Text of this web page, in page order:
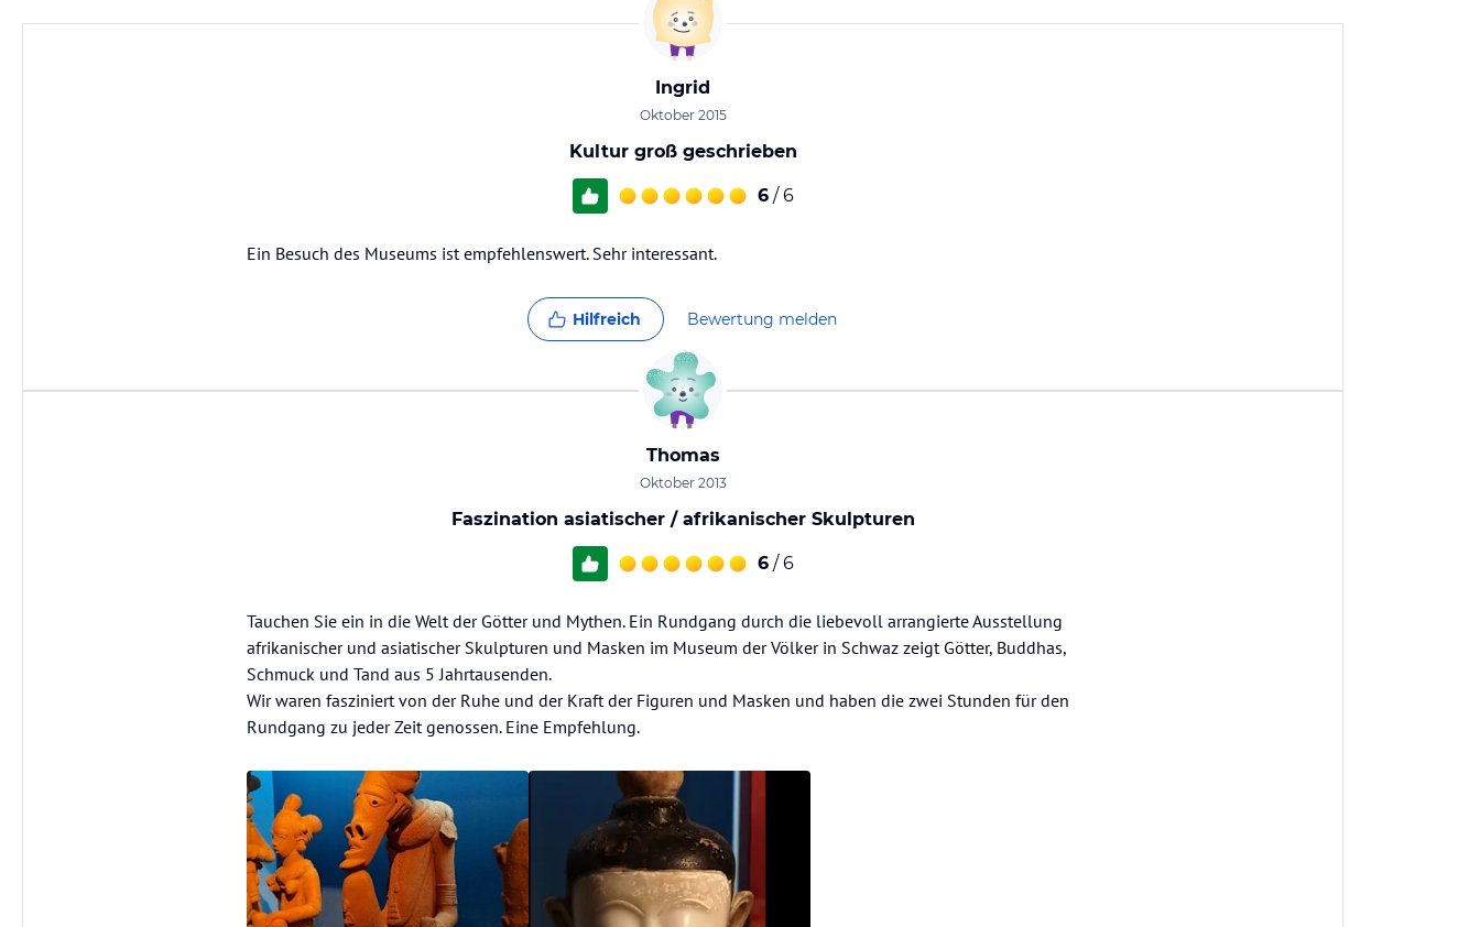
Ingrid
Oktober 2015
Kultur groß geschrieben
6 / 6
Ein Besuch des Museums ist empfehlenswert. Sehr interessant.
Hilfreich Bewertung melden
Thomas
Oktober 2013
Faszination asiatischer / afrikanischer Skulpturen
6 / 6
Tauchen Sie ein in die Welt der Götter und Mythen. Ein Rundgang durch die liebevoll arrangierte Ausstellung
afrikanischer und asiatischer Skulpturen und Masken im Museum der Völker in Schwaz zeigt Götter, Buddhas,
Schmuck und Tand aus 5 Jahrtausenden.
Wir waren fasziniert von der Ruhe und der Kraft der Figuren und Masken und haben die zwei Stunden für den
Rundgang zu jeder Zeit genossen. Eine Empfehlung.